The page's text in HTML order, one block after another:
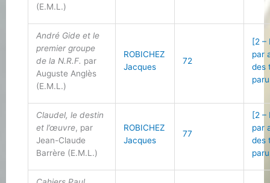
(E.M.L.)
André Gide et le
premier groupe
de la N.R.F. par
Auguste Anglès
(E.M.L.)
ROBICHEZ
Jacques
72
[2 –
par
des
Claudel, le destin
et l’œuvre, par
Jean-Claude
Barrère (E.M.L.)
ROBICHEZ
Jacques
77
[2 –
par
des